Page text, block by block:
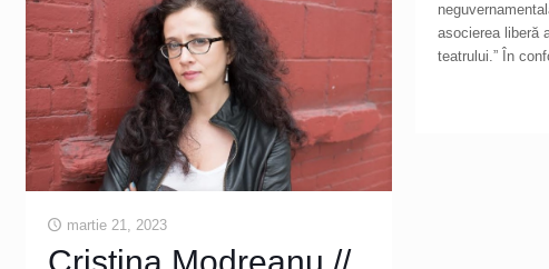
asocierea liberă
teatrului.” În
martie 21, 2023